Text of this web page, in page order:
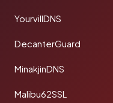
YourvillDNS
DecanterGuard
MinakjinDNS
Malibu62SSL